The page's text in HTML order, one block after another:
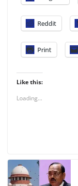
Reddit
Print
Like this:
Loading...